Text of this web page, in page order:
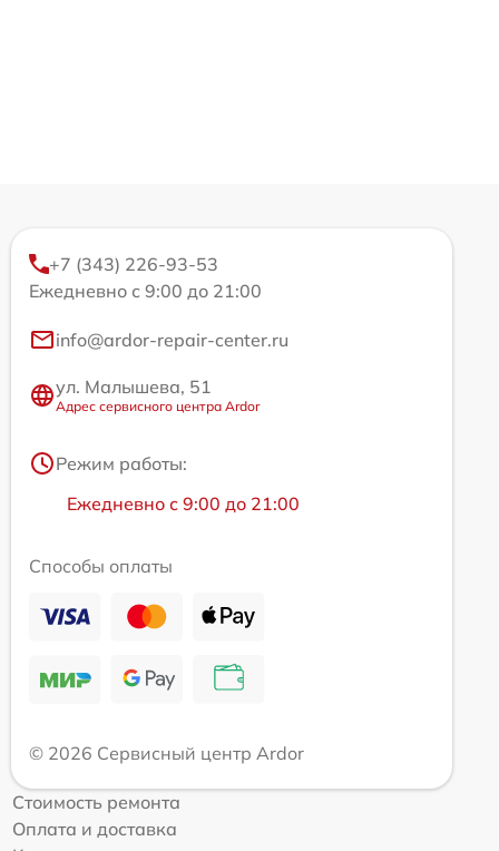
+7 (343) 226-93-53
Ежедневно с 9:00 до 21:00
info@ardor-repair-center.ru
ул. Малышева, 51
Адрес сервисного центра Ardor
Режим работы:
Ежедневно с 9:00 до 21:00
Способы оплаты
© 2026 Сервисный центр Ardor
Стоимость ремонта
Оплата и доставка